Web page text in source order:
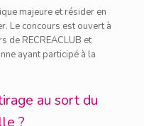
majeure et résider en
Le concours est ouvert à
de RECREACLUB et
ayant participé à la
au sort du